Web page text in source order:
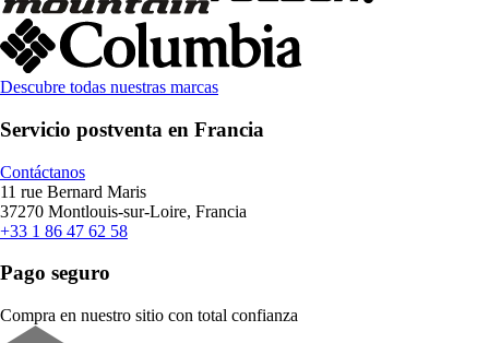
Descubre todas nuestras marcas
Servicio postventa en Francia
Contáctanos
11 rue Bernard Maris
37270 Montlouis-sur-Loire, Francia
+33 1 86 47 62 58
Pago seguro
Compra en nuestro sitio con total confianza